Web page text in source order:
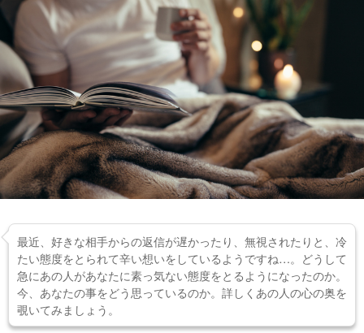
最近、好きな相手からの返信が遅かったり、無視されたりと、冷
たい態度をとられて辛い想いをしているようですね…。どうして
急にあの人があなたに素っ気ない態度をとるようになったのか。
今、あなたの事をどう思っているのか。詳しくあの人の心の奥を
覗いてみましょう。